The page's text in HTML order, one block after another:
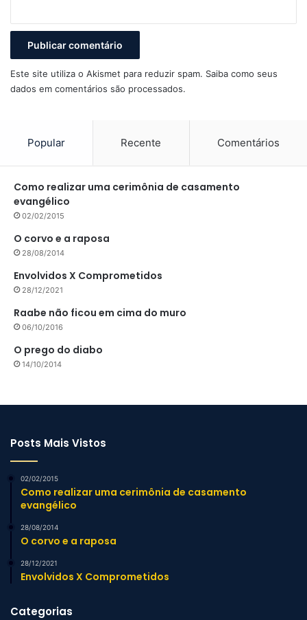
Este site utiliza o Akismet para reduzir spam. Saiba como seus
dados em comentários são processados.
Popular Recente Comentários
Como realizar uma cerimônia de casamento
evangélico
02/02/2015
O corvo e a raposa
28/08/2014
Envolvidos X Comprometidos
28/12/2021
Raabe não ficou em cima do muro
06/10/2016
O prego do diabo
14/10/2014
Posts Mais Vistos
02/02/2015
Como realizar uma cerimônia de casamento
evangélico
28/08/2014
O corvo e a raposa
28/12/2021
Envolvidos X Comprometidos
Categorias